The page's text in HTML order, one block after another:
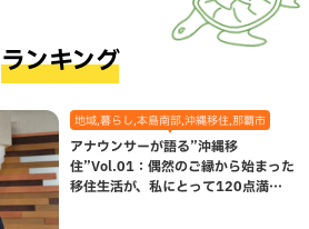
ランキング
地域,暮らし,本島南部,沖縄移住,那覇市
アナウンサーが語る”沖縄移
住”Vol.01：偶然のご縁から始まった
移住生活が、私にとって120点満点